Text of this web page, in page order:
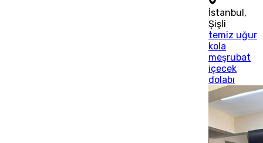
İstanbul,
Şişli
temiz uğur
kola
meşrubat
içecek
dolabı